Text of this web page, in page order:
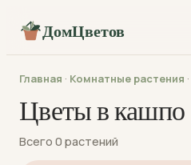
ДомЦветов
Главная · Комнатные растения ·
Цветы в кашпо
Всего 0 растений